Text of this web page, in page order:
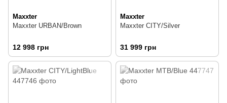
Maxxter
Maxxter URBAN/Brown
12 998 грн
Maxxter
Maxxter CITY/Silver
31 999 грн